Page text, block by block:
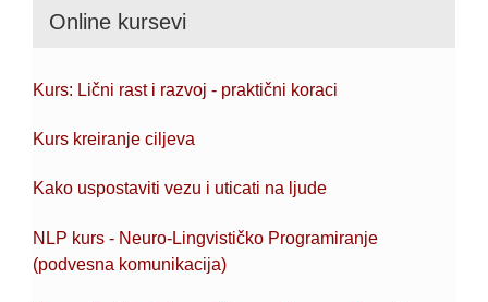
Online kursevi
Kurs: Lični rast i razvoj - praktični koraci
Kurs kreiranje ciljeva
Kako uspostaviti vezu i uticati na ljude
NLP kurs - Neuro-Lingvističko Programiranje
(podvesna komunikacija)